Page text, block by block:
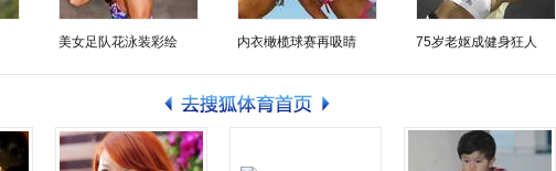
美女足队花泳装彩绘 内衣橄榄球赛再吸睛 75岁老妪成健身狂人